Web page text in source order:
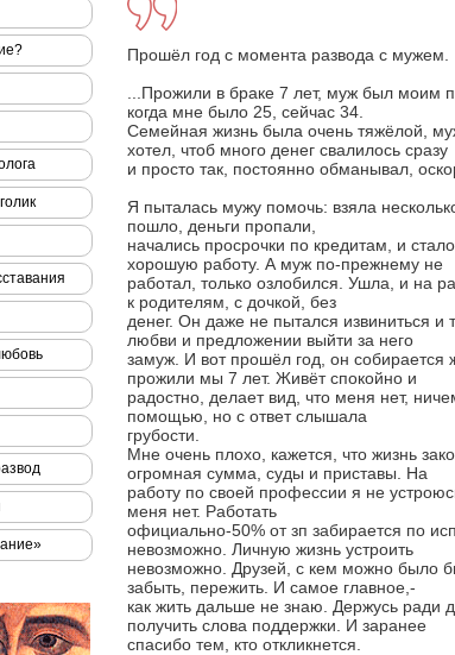
Прошёл год с момента развода с мужем.
...Прожили в браке 7 лет, муж был
когда мне было 25, сейчас 34.
Семейная жизнь была очень тяжёлой,
хотел, чтоб много денег свалилось сразу
и просто так, постоянно обманывал,
Я пыталась мужу помочь: взяла
пошло, деньги пропали,
начались просрочки по кредитам, и
хорошую работу. А муж по-прежнему не
работал, только озлобился. Ушла, и на
к родителям, с дочкой, без
денег. Он даже не пытался извиниться
любви и предложении выйти за него
замуж. И вот прошёл год, он собирается
прожили мы 7 лет. Живёт спокойно и
радостно, делает вид, что меня нет,
помощью, но с ответ слышала
грубости.
Мне очень плохо, кажется, что жизнь
огромная сумма, суды и приставы. На
работу по своей профессии я не
меня нет. Работать
официально-50% от зп забирается по
невозможно. Личную жизнь устроить
невозможно. Друзей, с кем можно было
забыть, пережить. И самое главное,-
как жить дальше не знаю. Держусь ради
получить слова поддержки. И заранее
спасибо тем, кто откликнется.